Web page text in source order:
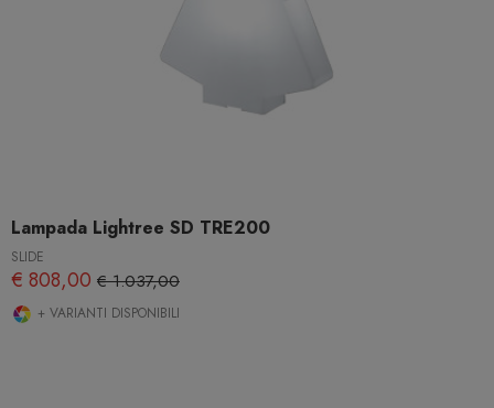
Lampada Lightree SD TRE200
SLIDE
€ 808,00 € 1.037,00
+ VARIANTI DISPONIBILI